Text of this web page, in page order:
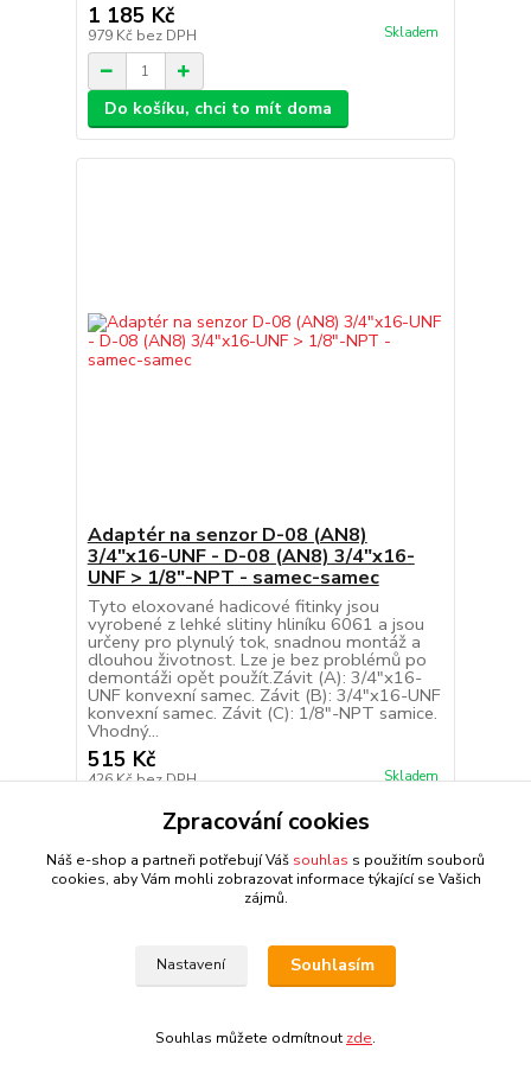
1 185 Kč
979 Kč bez DPH Skladem
Do košíku, chci to mít doma
Adaptér na senzor D-08 (AN8)
3/4"x16-UNF - D-08 (AN8) 3/4"x16-
UNF > 1/8"-NPT - samec-samec
Tyto eloxované hadicové fitinky jsou
vyrobené z lehké slitiny hliníku 6061 a jsou
určeny pro plynulý tok, snadnou montáž a
dlouhou životnost. Lze je bez problémů po
demontáži opět použít.Závit (A): 3/4"x16-
UNF konvexní samec. Závit (B): 3/4"x16-UNF
konvexní samec. Závit (C): 1/8"-NPT samice.
Vhodný...
515 Kč
426 Kčbez DPH Skladem
Do košíku, chci to mít doma
strana další
Hledáte způsob, jak bezpečně a profesionálně nainstalovat
Zpracování cookies
Náš e-shop a partneři potřebují Váš souhlas s použitím souborů
cookies, aby Vám mohli zobrazovat informace týkající se Vašich
zájmů.
Nastavení Souhlasím
Souhlas můžete odmítnout zde.